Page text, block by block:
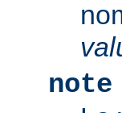
note